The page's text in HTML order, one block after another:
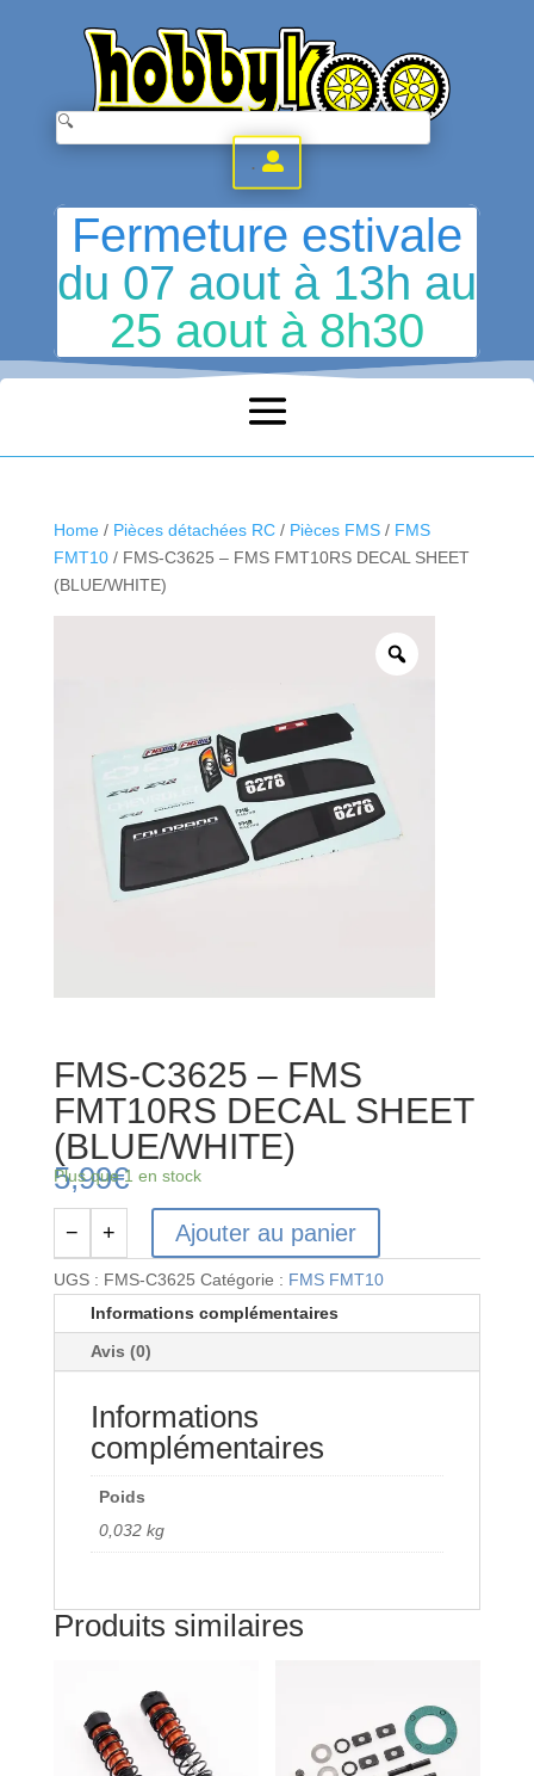
.
Fermeture estivale
du 07 aout à 13h au
25 aout à 8h30
Home/ Pièces détachées RC/ Pièces FMS/ FMS
FMT10/ FMS-C3625 – FMS FMT10RS DECAL SHEET
(BLUE/WHITE)
FMS-C3625 – FMS
FMT10RS DECAL SHEET
(BLUE/WHITE)
5,99€
Plus que 1 en stock
quantité
de
FMS-
FMT10RS
SHEET
(BLUE/WHITE)
− + Ajouter au panier
UGS : FMS-C3625 Catégorie : FMS FMT10
Informations complémentaires
Avis (0)
Informations
complémentaires
Poids
0,032 kg
Produits similaires